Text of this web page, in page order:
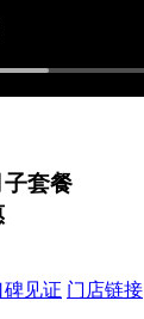
套餐
碑见证 门店链接